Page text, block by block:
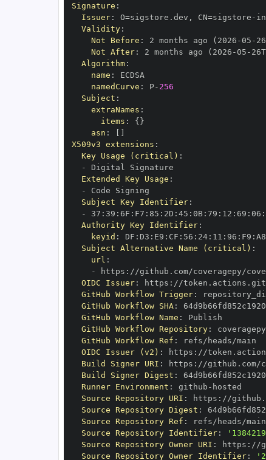
Signature :
Issuer: O=sigstore.dev , CN=sigstore -
Validity:
Not Before : 2 months ago (2026 -05 -
Not After: 2 months ago (2026 -05 -
Algorithm:
name :
namedCurve : P- 256
Subject :
extraNames :
items : { }
asn :
X509v3 extensions :
Key Usage (critical) :
-
Extended Key Usage :
-
Subject Key Identifier:
-
37 : 39 : 6F : F7 : 85 : 2D : 45 : 0B: 79 : 12 : 69 : 06 :
Authority Key Identifier:
keyid : DF : D3 : E9 : CF : 56 : 24: 11 : 96 : F9 : A8
Subject Alternative Name (critical) :
url :
-
https :
OIDC Issuer: https :
GitHub Workflow Trigger:
GitHub Workflow SHA:
GitHub Workflow Name :
GitHub Workflow Repository:
GitHub Workflow Ref :
OIDC Issuer (v2) : https :
Build Signer URI : https :
Build Signer Digest :
Runner Environment : github -
Source Repository URI : https :
Source Repository Digest :
Source Repository Ref :
Source Repository Identifier:
Source Repository Owner URI : https :
Source Repository Owner Identifier: